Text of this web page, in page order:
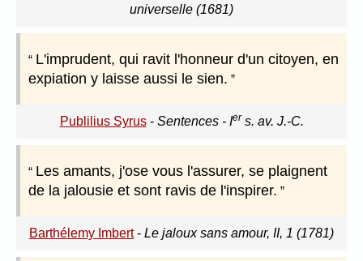
universelle (1681)
L'imprudent, qui ravit l'honneur d'un citoyen, en
expiation y laisse aussi le sien.
Publilius Syrus- Sentences - Ier s. av. J.-C.
Les amants, j'ose vous l'assurer, se plaignent
de la jalousie et sont ravis de l'inspirer.
Barthélemy Imbert- Le jaloux sans amour, II, 1 (1781)